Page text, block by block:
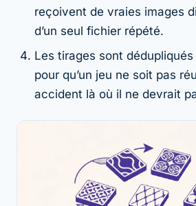
reçoivent de vraies images
d’un seul fichier répété.
Les tirages sont
pour qu’un jeu ne soit pas
accident là où il ne devrait